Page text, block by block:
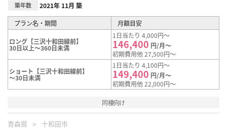
築年数 2021年 11月 築
プラン名・期間 月額目安
ロング【三沢十和田線前】
30日以上～360日未満
1日当たり 4,000円～
146,400 円/月～
初期費用他 27,500円～
ショート【三沢十和田線前】
～30日未満
1日当たり 4,100円～
149,400 円/月～
初期費用他 22,000円～
同棲向け
青森県 十和田市